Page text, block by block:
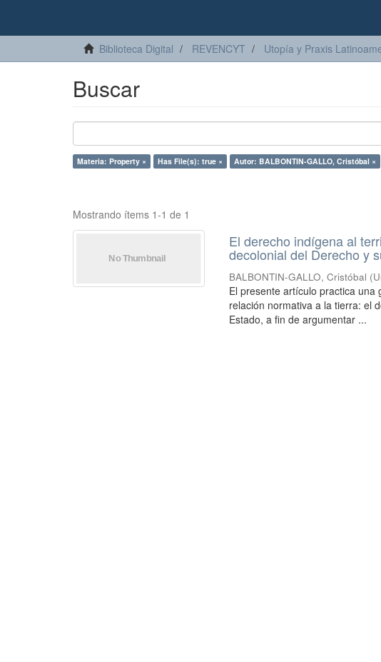
Biblioteca Digital REVENCYT Utopía y Praxis
Buscar
Materia: Property × Has File(s): true × Autor: BALBONTIN-GALLO, Cristóbal ×
Mostrando ítems 1-1 de 1
El derecho indígena al
decolonial del Derecho y
BALBONTIN-GALLO, Cristóbal (
El presente artículo practica
relación normativa a la tierra: el
Estado, a fin de argumentar ...